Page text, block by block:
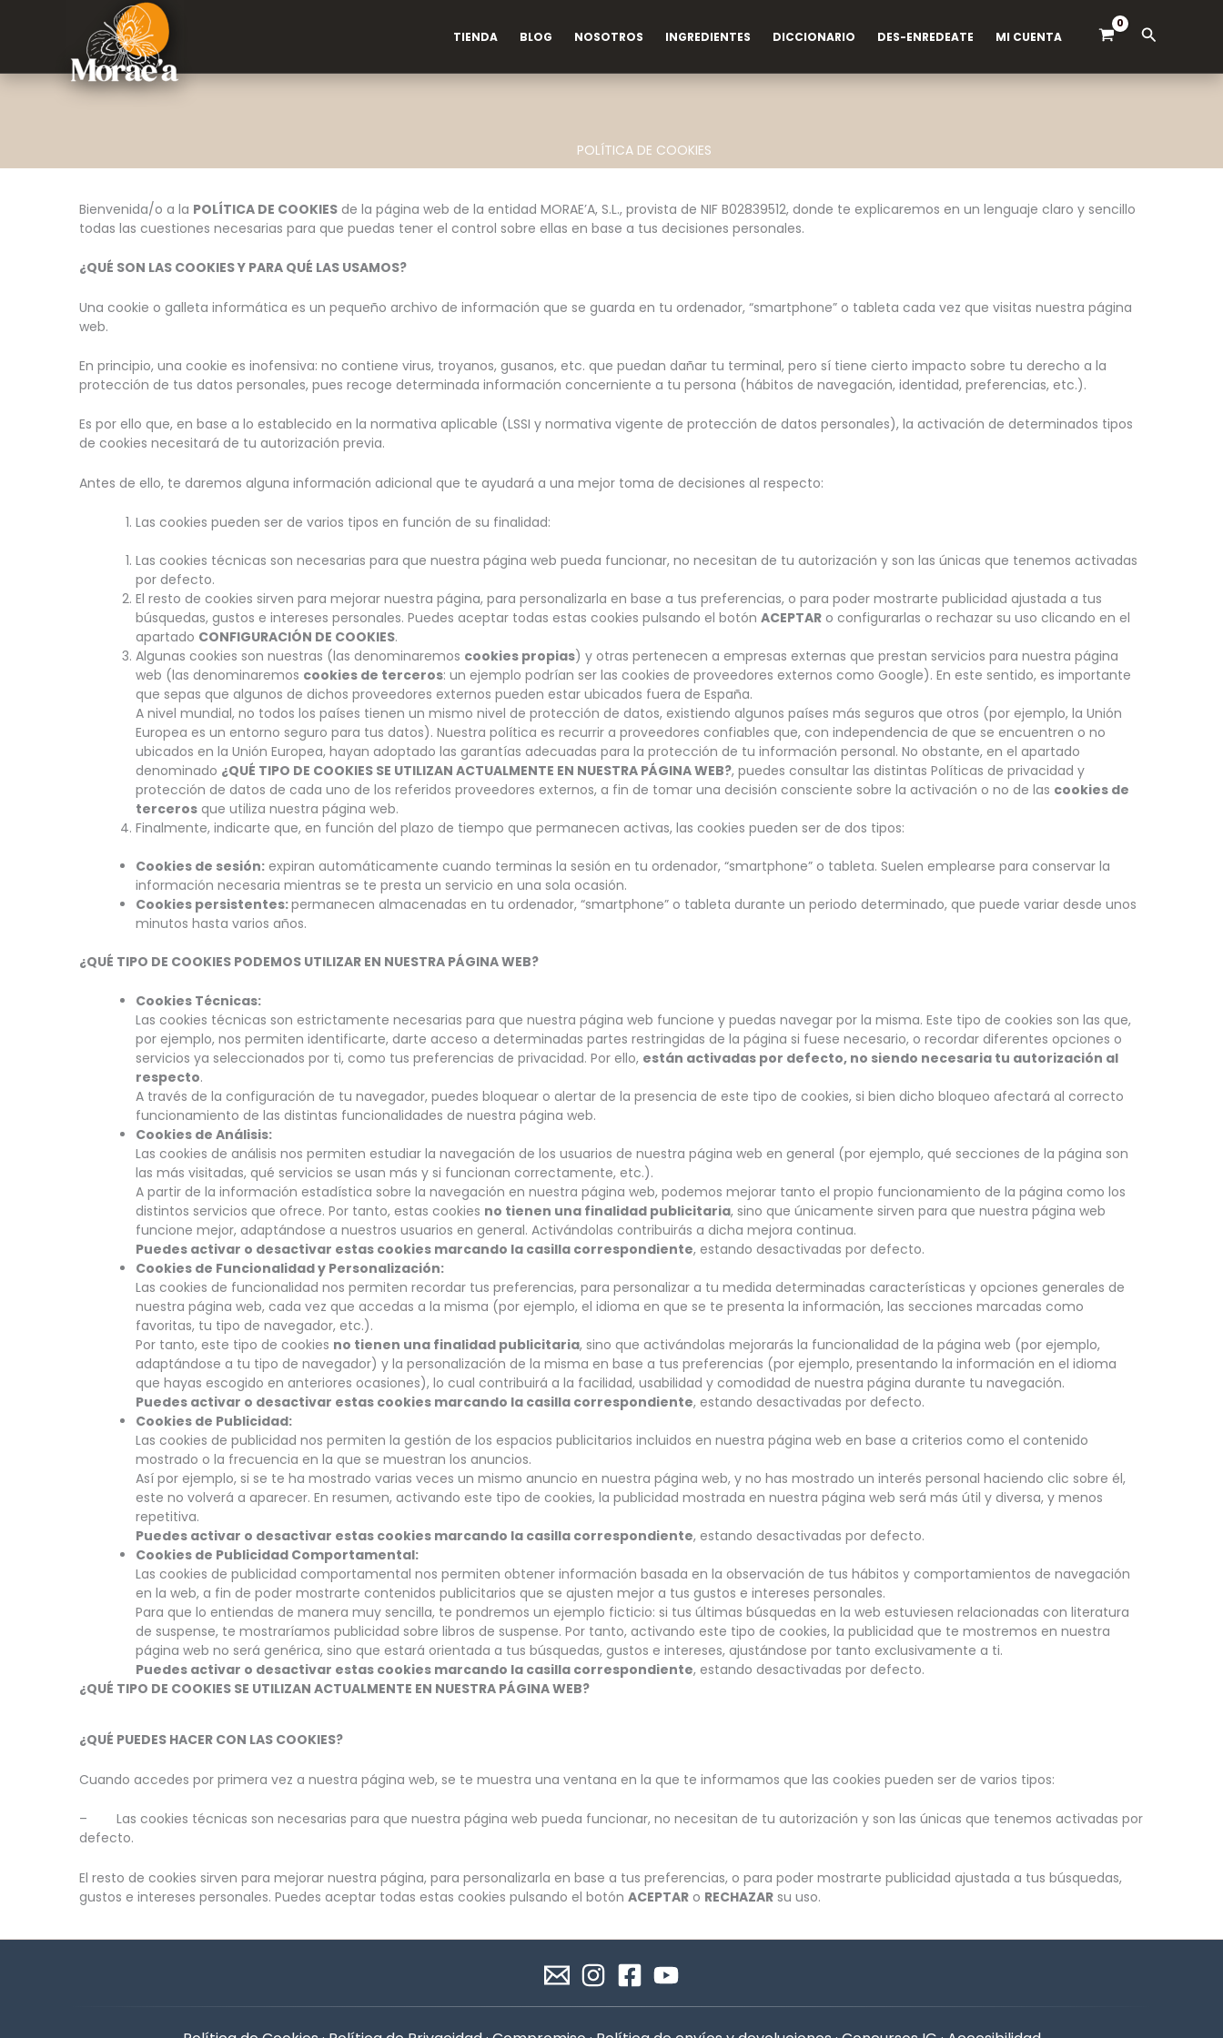
navegación
principal
TIENDA BLOG NOSOTROS INGREDIENTES DICCIONARIO DES-ENREDEATE MI CUENTA Buscar
POLÍTICA DE COOKIES
Bienvenida/o a la POLÍTICA DE COOKIES de la página web de la entidad MORAE’A, S.L., provista de NIF B02839512, donde te explicaremos en un lenguaje claro y sencillo
todas las cuestiones necesarias para que puedas tener el control sobre ellas en base a tus decisiones personales.
¿QUÉ SON LAS COOKIES Y PARA QUÉ LAS USAMOS?
Una cookie o galleta informática es un pequeño archivo de información que se guarda en tu ordenador, “smartphone” o tableta cada vez que visitas nuestra página
web.
En principio, una cookie es inofensiva: no contiene virus, troyanos, gusanos, etc. que puedan dañar tu terminal, pero sí tiene cierto impacto sobre tu derecho a la
protección de tus datos personales, pues recoge determinada información concerniente a tu persona (hábitos de navegación, identidad, preferencias, etc.).
Es por ello que, en base a lo establecido en la normativa aplicable (LSSI y normativa vigente de protección de datos personales), la activación de determinados tipos
de cookies necesitará de tu autorización previa.
Antes de ello, te daremos alguna información adicional que te ayudará a una mejor toma de decisiones al respecto:
Las cookies pueden ser de varios tipos en función de su finalidad:
Las cookies técnicas son necesarias para que nuestra página web pueda funcionar, no necesitan de tu autorización y son las únicas que tenemos activadas
por defecto.
El resto de cookies sirven para mejorar nuestra página, para personalizarla en base a tus preferencias, o para poder mostrarte publicidad ajustada a tus
búsquedas, gustos e intereses personales. Puedes aceptar todas estas cookies pulsando el botón ACEPTAR o configurarlas o rechazar su uso clicando en el
apartado CONFIGURACIÓN DE COOKIES.
Algunas cookies son nuestras (las denominaremos cookies propias) y otras pertenecen a empresas externas que prestan servicios para nuestra página
web (las denominaremos cookies de terceros: un ejemplo podrían ser las cookies de proveedores externos como Google). En este sentido, es importante
que sepas que algunos de dichos proveedores externos pueden estar ubicados fuera de España.
A nivel mundial, no todos los países tienen un mismo nivel de protección de datos, existiendo algunos países más seguros que otros (por ejemplo, la Unión
Europea es un entorno seguro para tus datos). Nuestra política es recurrir a proveedores confiables que, con independencia de que se encuentren o no
ubicados en la Unión Europea, hayan adoptado las garantías adecuadas para la protección de tu información personal. No obstante, en el apartado
denominado ¿QUÉ TIPO DE COOKIES SE UTILIZAN ACTUALMENTE EN NUESTRA PÁGINA WEB?, puedes consultar las distintas Políticas de privacidad y
protección de datos de cada uno de los referidos proveedores externos, a fin de tomar una decisión consciente sobre la activación o no de las cookies de
terceros que utiliza nuestra página web.
Finalmente, indicarte que, en función del plazo de tiempo que permanecen activas, las cookies pueden ser de dos tipos:
Cookies de sesión: expiran automáticamente cuando terminas la sesión en tu ordenador, “smartphone” o tableta. Suelen emplearse para conservar la
información necesaria mientras se te presta un servicio en una sola ocasión.
Cookies persistentes:permanecen almacenadas en tu ordenador, “smartphone” o tableta durante un periodo determinado, que puede variar desde unos
minutos hasta varios años.
¿QUÉ TIPO DE COOKIES PODEMOS UTILIZAR EN NUESTRA PÁGINA WEB?
Cookies Técnicas:
Las cookies técnicas son estrictamente necesarias para que nuestra página web funcione y puedas navegar por la misma. Este tipo de cookies son las que,
por ejemplo, nos permiten identificarte, darte acceso a determinadas partes restringidas de la página si fuese necesario, o recordar diferentes opciones o
servicios ya seleccionados por ti, como tus preferencias de privacidad. Por ello, están activadas por defecto, no siendo necesaria tu autorización al
respecto.
A través de la configuración de tu navegador, puedes bloquear o alertar de la presencia de este tipo de cookies, si bien dicho bloqueo afectará al correcto
funcionamiento de las distintas funcionalidades de nuestra página web.
Cookies de Análisis:
Las cookies de análisis nos permiten estudiar la navegación de los usuarios de nuestra página web en general (por ejemplo, qué secciones de la página son
las más visitadas, qué servicios se usan más y si funcionan correctamente, etc.).
A partir de la información estadística sobre la navegación en nuestra página web, podemos mejorar tanto el propio funcionamiento de la página como los
distintos servicios que ofrece. Por tanto, estas cookies no tienen una finalidad publicitaria, sino que únicamente sirven para que nuestra página web
funcione mejor, adaptándose a nuestros usuarios en general. Activándolas contribuirás a dicha mejora continua.
Puedes activar o desactivar estas cookies marcando la casilla correspondiente, estando desactivadas por defecto.
Cookies de Funcionalidad y Personalización:
Las cookies de funcionalidad nos permiten recordar tus preferencias, para personalizar a tu medida determinadas características y opciones generales de
nuestra página web, cada vez que accedas a la misma (por ejemplo, el idioma en que se te presenta la información, las secciones marcadas como
favoritas, tu tipo de navegador, etc.).
Por tanto, este tipo de cookies no tienen una finalidad publicitaria, sino que activándolas mejorarás la funcionalidad de la página web (por ejemplo,
adaptándose a tu tipo de navegador) y la personalización de la misma en base a tus preferencias (por ejemplo, presentando la información en el idioma
que hayas escogido en anteriores ocasiones), lo cual contribuirá a la facilidad, usabilidad y comodidad de nuestra página durante tu navegación.
Puedes activar o desactivar estas cookies marcando la casilla correspondiente, estando desactivadas por defecto.
Cookies de Publicidad:
Las cookies de publicidad nos permiten la gestión de los espacios publicitarios incluidos en nuestra página web en base a criterios como el contenido
mostrado o la frecuencia en la que se muestran los anuncios.
Así por ejemplo, si se te ha mostrado varias veces un mismo anuncio en nuestra página web, y no has mostrado un interés personal haciendo clic sobre él,
este no volverá a aparecer. En resumen, activando este tipo de cookies, la publicidad mostrada en nuestra página web será más útil y diversa, y menos
repetitiva.
Puedes activar o desactivar estas cookies marcando la casilla correspondiente, estando desactivadas por defecto.
Cookies de Publicidad Comportamental:
Las cookies de publicidad comportamental nos permiten obtener información basada en la observación de tus hábitos y comportamientos de navegación
en la web, a fin de poder mostrarte contenidos publicitarios que se ajusten mejor a tus gustos e intereses personales.
Para que lo entiendas de manera muy sencilla, te pondremos un ejemplo ficticio: si tus últimas búsquedas en la web estuviesen relacionadas con literatura
de suspense, te mostraríamos publicidad sobre libros de suspense. Por tanto, activando este tipo de cookies, la publicidad que te mostremos en nuestra
página web no será genérica, sino que estará orientada a tus búsquedas, gustos e intereses, ajustándose por tanto exclusivamente a ti.
Puedes activar o desactivar estas cookies marcando la casilla correspondiente, estando desactivadas por defecto.
¿QUÉ TIPO DE COOKIES SE UTILIZAN ACTUALMENTE EN NUESTRA PÁGINA WEB?
¿QUÉ PUEDES HACER CON LAS COOKIES?
Cuando accedes por primera vez a nuestra página web, se te muestra una ventana en la que te informamos que las cookies pueden ser de varios tipos:
– Las cookies técnicas son necesarias para que nuestra página web pueda funcionar, no necesitan de tu autorización y son las únicas que tenemos activadas por
defecto.
El resto de cookies sirven para mejorar nuestra página, para personalizarla en base a tus preferencias, o para poder mostrarte publicidad ajustada a tus búsquedas,
gustos e intereses personales. Puedes aceptar todas estas cookies pulsando el botón ACEPTAR o RECHAZAR su uso.
(se abre en una nueva pestaña)
(se abre en una nueva pestaña)
(se abre en una nueva pestaña)